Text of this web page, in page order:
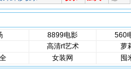
8899电影 560
高清rt艺术 萝
女装网 囤